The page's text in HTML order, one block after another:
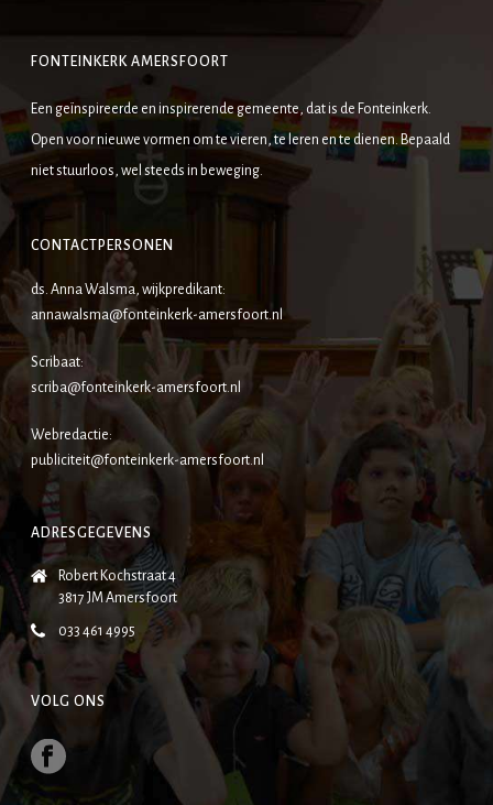
FONTEINKERK AMERSFOORT
Een geïnspireerde en inspirerende gemeente, dat is de Fonteinkerk.
Open voor nieuwe vormen om te vieren, te leren en te dienen. Bepaald
niet stuurloos, wel steeds in beweging.
CONTACTPERSONEN
ds. Anna Walsma, wijkpredikant:
annawalsma@fonteinkerk-amersfoort.nl
Scribaat:
scriba@fonteinkerk-amersfoort.nl
Webredactie:
publiciteit@fonteinkerk-amersfoort.nl
ADRESGEGEVENS
Robert Kochstraat 4
3817 JM Amersfoort
033 461 4995
VOLG ONS